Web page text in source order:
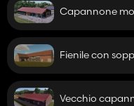
Capannone
Fienile con
Vecchio